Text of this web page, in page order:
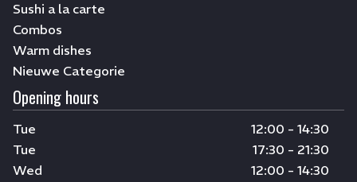
Sushi a la carte
Combos
Warm dishes
Nieuwe Categorie
Opening hours
Tue
12:00 - 14:30
Tue
17:30 - 21:30
Wed
12:00 - 14:30